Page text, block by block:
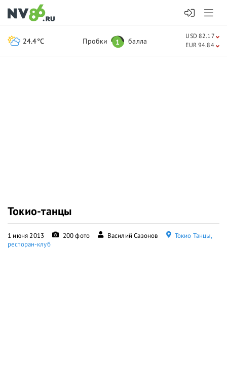
Токио-танцы
1 июня 2013 200 фото Василий Сазонов
Токио Танцы,
ресторан-клуб
24.4°C Пробки 1 балла
USD 82.17
EUR 94.84